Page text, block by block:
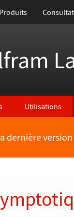
Produits
Utilisations
fonctionnalités
dernière